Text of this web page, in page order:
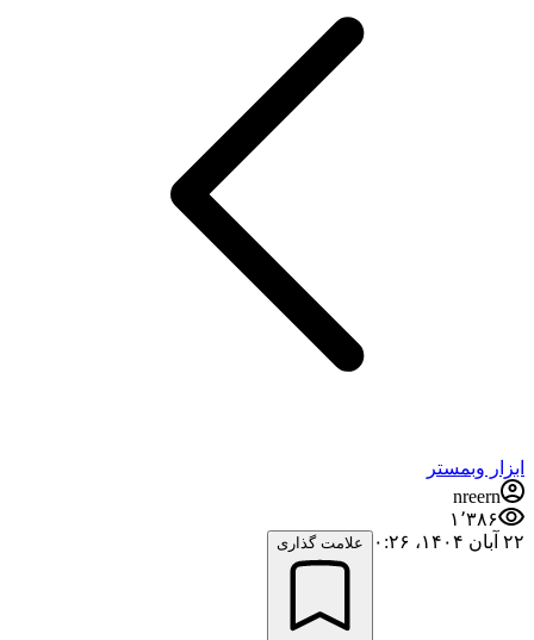
ابزار وبمستر
nreern
۱٬۳۸۶
۲۲ آبان ۱۴۰۴،‏ ۰:۲۶
علامت گذاری